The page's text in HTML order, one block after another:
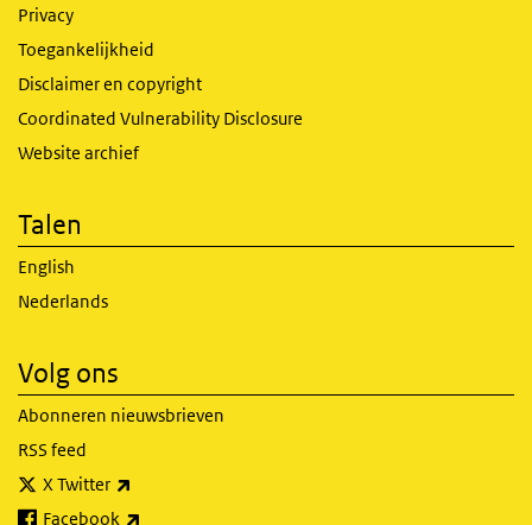
Privacy
Toegankelijkheid
Disclaimer en copyright
Coordinated Vulnerability Disclosure
Website archief
Talen
English
Nederlands
Volg ons
Abonneren nieuwsbrieven
RSS feed
X Twitter
Facebook